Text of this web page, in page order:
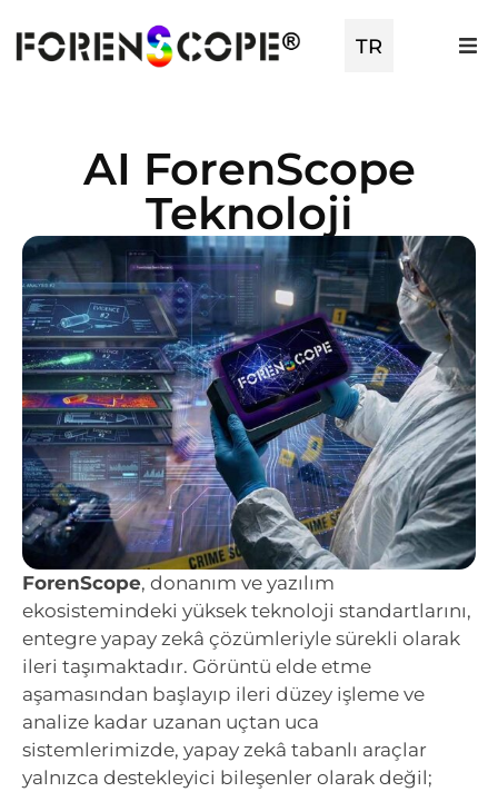
TR
ES
AI ForenScope
Teknoloji
ForenScope, donanım ve yazılım
ekosistemindeki yüksek teknoloji standartlarını,
entegre yapay zekâ çözümleriyle sürekli olarak
ileri taşımaktadır. Görüntü elde etme
aşamasından başlayıp ileri düzey işleme ve
analize kadar uzanan uçtan uca
sistemlerimizde, yapay zekâ tabanlı araçlar
yalnızca destekleyici bileşenler olarak değil;